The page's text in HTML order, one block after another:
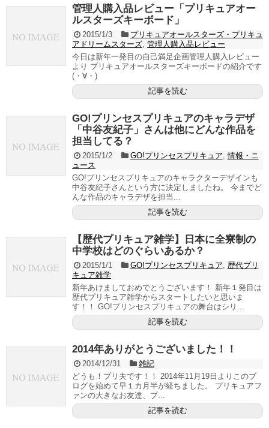
管理人購入品レビュー「プリキュアオー
ルスターズキーボード」
2015/1/3
プリキュアオールスターズ・プリキュ
アドリームスターズ, 管理人購入品レビュー
今日は新年一発目の自己満足企画管理人購入レビュー
より プリキュアオールスターズキーボードの紹介です
(・∀・)
記事を読む
GO!プリンセスプリキュアのキャラデザ
「中谷友紀子」さんは他にどんな作品を
担当してる？
2015/1/2 GO!プリンセスプリキュア,情報・ニ
ュース
GO!プリンセスプリキュアのキャラクターデザインも
中谷友紀子さんという方に決定しましたね。 今までど
んな作品のキャラデザを担当...
記事を読む
【歴代プリキュア雑学】日本に全寮制の
中学校はどのぐらいあるか？
2015/1/1 GO!プリンセスプリキュア, 歴代プリ
キュア雑学
新年あけましておめでとうございます！ 新年１発目は
歴代プリキュア雑学からスタートしたいと思いま
す！！ GO!プリンセスプリキュアの舞台はシリ...
記事を読む
2014年ありがとうございました！！
2014/12/31
雑記
どうも！プリ夫です！！ 2014年11月19日よりこのブ
ログを始めて早１カ月半が経ちました。 プリキュアフ
ァンの大きなお友達、プ...
記事を読む